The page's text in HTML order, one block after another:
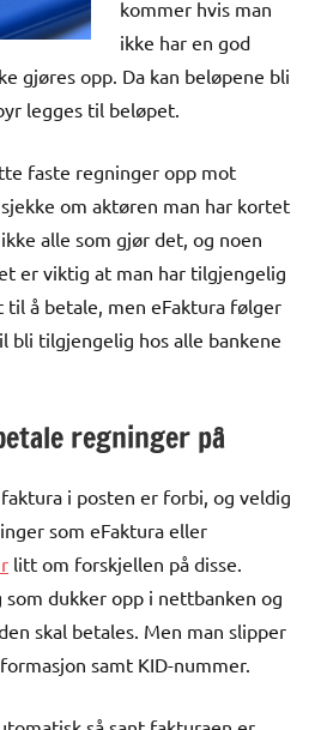
kommer hvis man
ikke har en god
gjøres opp. Da kan beløpene bli
legges til beløpet.
faste regninger opp mot
om aktøren man har kortet
alle som gjør det, og noen
er viktig at man har tilgjengelig
å betale, men eFaktura følger
bli tilgjengelig hos alle bankene
regninger på
i posten er forbi, og veldig
som eFaktura eller
litt om forskjellen på disse.
dukker opp i nettbanken og
skal betales. Men man slipper
samt KID-nummer.